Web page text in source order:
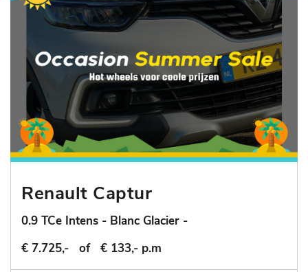
Renault Captur
0.9 TCe Intens - Blanc Glacier -
€ 7.725,-
of € 133,- p.m